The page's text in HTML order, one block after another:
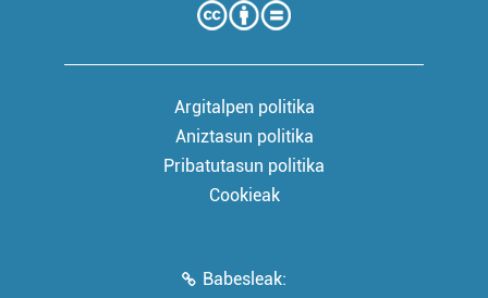
Argitalpen politika
Aniztasun politika
Pribatutasun politika
Cookieak
Babesleak: